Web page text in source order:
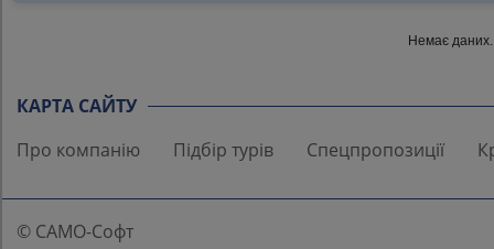
Немає
КАРТА САЙТУ
Про компанію
Підбір турів Спецпропозиції
© САМО-Софт